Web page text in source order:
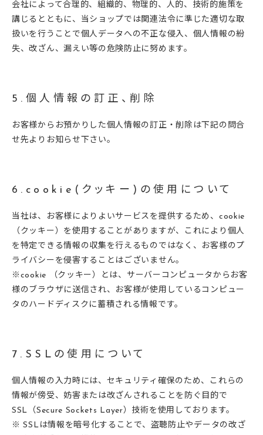
会社によって合理的、組織的、物理的、人的、技術的施策を
講じるとともに、当ショップでは関連法令に準じた適切な取
扱いを行うことで個人データへの不正な侵入、個人情報の紛
失、改ざん、漏えい等の危険防止に努めます。
5.個人情報の訂正、削除
お客様からお預かりした個人情報の訂正・削除は下記の問合
せ先よりお知らせ下さい。
6.cookie(クッキー)の使用について
当社は、お客様によりよいサービスを提供するため、cookie
（クッキー）を使用することがありますが、これにより個人
を特定できる情報の収集を行えるものではなく、お客様のプ
ライバシーを侵害することはございません。
※cookie （クッキー）とは、サーバーコンピュータからお客
様のブラウザに送信され、お客様が使用しているコンピュー
タのハードディスクに蓄積される情報です。
7.SSLの使用について
個人情報の入力時には、セキュリティ確保のため、これらの
情報が傍受、妨害または改ざんされることを防ぐ目的で
SSL（Secure Sockets Layer）技術を使用しております。
※ SSLは情報を暗号化することで、盗聴防止やデータの改ざ